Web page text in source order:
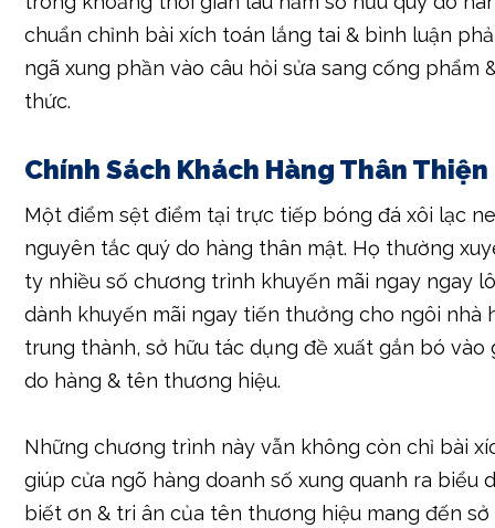
chuẩn chỉnh bài xích toán lắng tai & bình luận
ngã xung phần vào câu hỏi sửa sang cống phẩm
thức.
Chính Sách Khách Hàng Thân Thiện
Một điểm sệt điểm tại trực tiếp bóng đá xôi lạc
nguyên tắc quý do hàng thân mật. Họ thường
ty nhiều số chương trình khuyến mãi ngay ngay
dành khuyến mãi ngay tiến thưởng cho ngôi nhà
trung thành, sở hữu tác dụng đề xuất gắn bó vào
do hàng & tên thương hiệu.
Những chương trình này vẫn không còn chỉ bài
giúp cửa ngõ hàng doanh số xung quanh ra biểu
biết ơn & tri ân của tên thương hiệu mang đến sở